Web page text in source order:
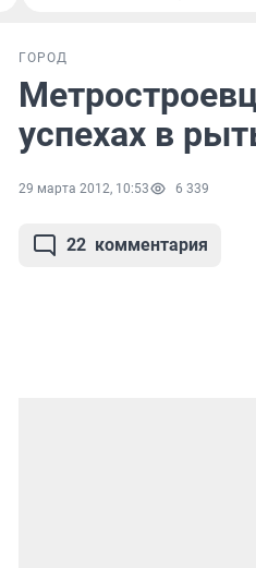
ГОРОД
успехах в
29 марта 2012, 10:53 6 339
22 комментария